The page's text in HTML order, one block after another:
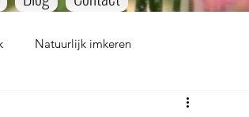
Natuurlijk imkeren